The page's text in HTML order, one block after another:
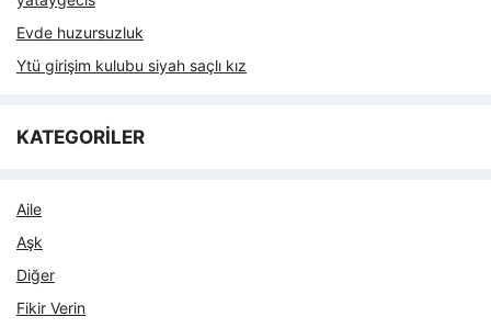
Evde huzursuzluk
Ytü girişim kulubu siyah saçlı kız
KATEGORİLER
Aile
Aşk
Diğer
Fikir Verin